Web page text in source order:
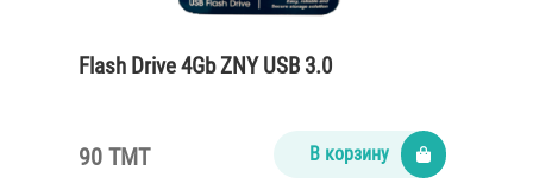
Flash Drive 4Gb ZNY USB 3.0
90 TMT В корзину